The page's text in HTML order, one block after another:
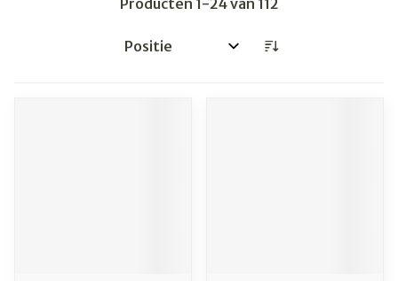
Producten 1-24van 112
Sorteer op: